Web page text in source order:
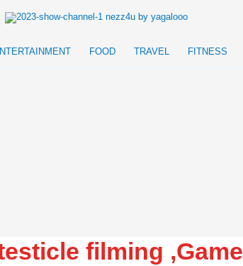
FOOD TRAVEL FITNESS
filming ‚Game